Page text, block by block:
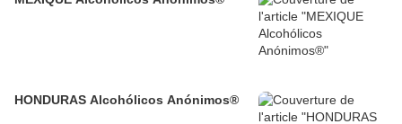
HONDURAS Alcohólicos Anónimos®